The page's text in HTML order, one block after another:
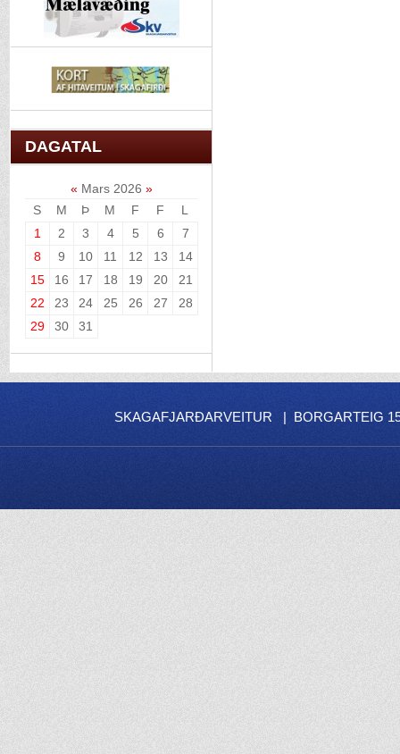
DAGATAL
« Mars 2026 »
S
M Þ M F F
L
1
2 3 4 5 6
7
8
9 10 11 12 13
14
15
16 17 18 19 20
21
22
23 24 25 26 27
28
29
30 31
SKAGAFJARÐARVEITUR | BORGARTEIG